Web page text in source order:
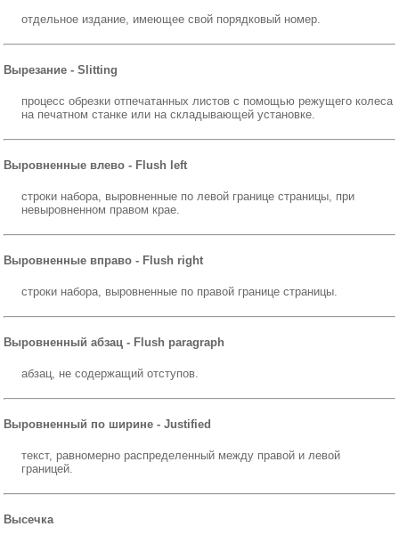
отдельное издание, имеющее свой порядковый номер.
Вырезание - Slitting
процесс обрезки отпечатанных листов с помощью режущего колеса
на печатном станке или на складывающей установке.
Выровненные влево - Flush left
строки набора, выровненные по левой границе страницы, при
невыровненном правом крае.
Выровненные вправо - Flush right
строки набора, выровненные по правой границе страницы.
Выровненный абзац - Flush paragraph
абзац, не содержащий отступов.
Выровненный по ширине - Justified
текст, равномерно распределенный между правой и левой
границей.
Высечка